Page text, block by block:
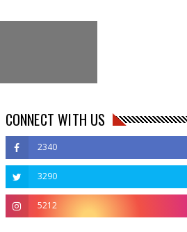
CONNECT WITH US
2340
3290
5212